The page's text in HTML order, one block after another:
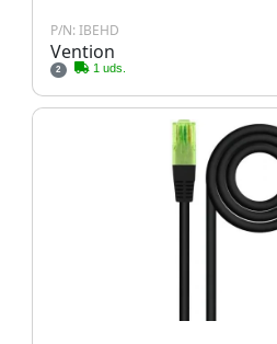
P/N: IBEHD
Vention
2 1 uds.